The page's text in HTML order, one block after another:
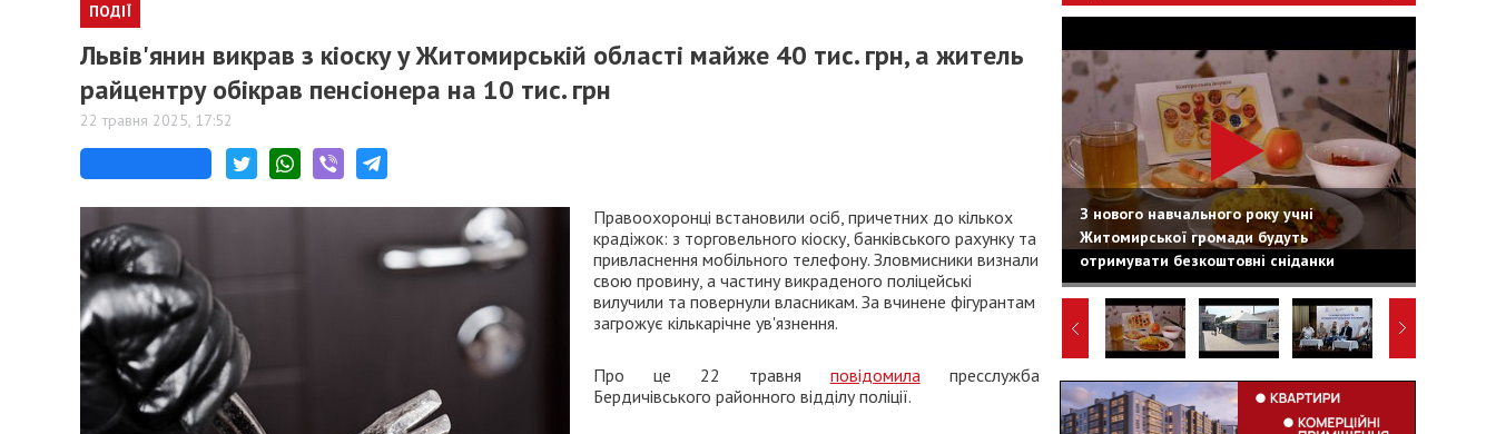
ПОДІЇ
Львів'янин викрав з кіоску у Житомирській області майже 40 тис. грн, а житель
райцентру обікрав пенсіонера на 10 тис. грн
22 травня 2025, 17:52
Правоохоронці встановили осіб, причетних до кількох
крадіжок: з торговельного кіоску, банківського рахунку та
привласнення мобільного телефону. Зловмисники визнали
свою провину, а частину викраденого поліцейські
вилучили та повернули власникам. За вчинене фігурантам
загрожує кількарічне ув'язнення.
Про це 22 травня повідомилапресслужба
Бердичівського районного відділу поліції.
З нового навчального року учні
Житомирської громади будуть
отримувати безкоштовні сніданки